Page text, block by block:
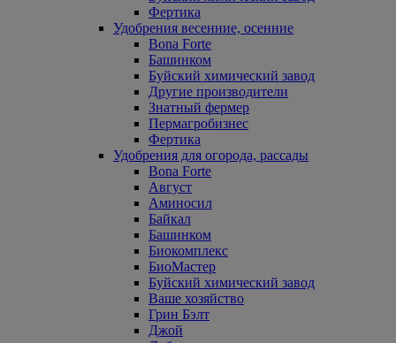
Фертика
Удобрения весенние, осенние
Bona Forte
Башинком
Буйский химический завод
Другие производители
Знатный фермер
Пермагробизнес
Фертика
Удобрения для огорода, рассады
Bona Forte
Август
Аминосил
Байкал
Башинком
Биокомплекс
БиоМастер
Буйский химический завод
Ваше хозяйство
Грин Бэлт
Джой